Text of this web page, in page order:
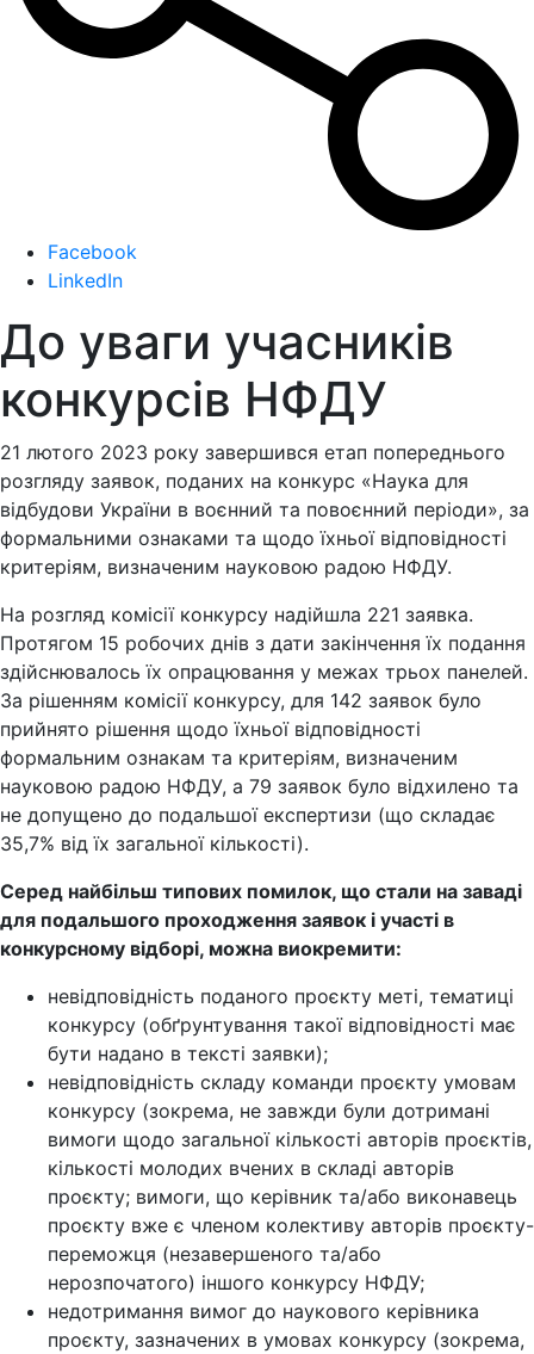
Facebook
LinkedIn
До уваги учасників
конкурсів НФДУ
21 лютого 2023 року завершився етап попереднього
розгляду заявок, поданих на конкурс «Наука для
відбудови України в воєнний та повоєнний періоди», за
формальними ознаками та щодо їхньої відповідності
критеріям, визначеним науковою радою НФДУ.
На розгляд комісії конкурсу надійшла 221 заявка.
Протягом 15 робочих днів з дати закінчення їх подання
здійснювалось їх опрацювання у межах трьох панелей.
За рішенням комісії конкурсу, для 142 заявок було
прийнято рішення щодо їхньої відповідності
формальним ознакам та критеріям, визначеним
науковою радою НФДУ, а 79 заявок було відхилено та
не допущено до подальшої експертизи (що складає
35,7% від їх загальної кількості).
Серед найбільш типових помилок, що стали на заваді
для подальшого проходження заявок і участі в
конкурсному відборі, можна виокремити:
невідповідність поданого проєкту меті, тематиці
конкурсу (обґрунтування такої відповідності має
бути надано в тексті заявки);
невідповідність складу команди проєкту умовам
конкурсу (зокрема, не завжди були дотримані
вимоги щодо загальної кількості авторів проєктів,
кількості молодих вчених в складі авторів
проєкту; вимоги, що керівник та/або виконавець
проєкту вже є членом колективу авторів проєкту-
переможця (незавершеного та/або
нерозпочатого) іншого конкурсу НФДУ;
недотримання вимог до наукового керівника
проєкту, зазначених в умовах конкурсу (зокрема,